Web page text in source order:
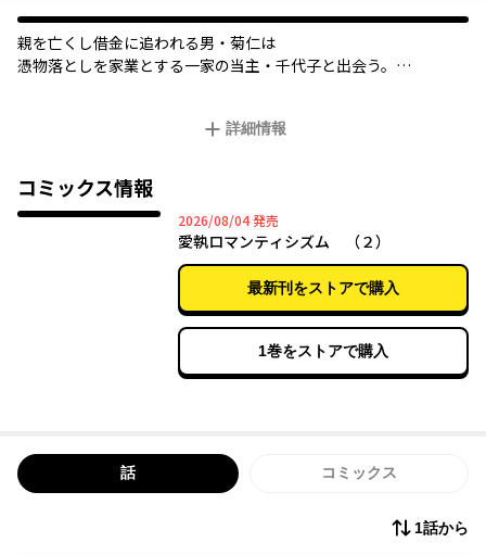
親を亡くし借金に追われる男・菊仁は
憑物落としを家業とする一家の当主・千代子と出会う。
ら罰を受けてしまう菊仁だが、だんだんその痛みに快楽を覚えて
罪の痛みを甘～く思い知る、妖しくも美しい“鬼堕とし”奇譚。
詳細情報
コミックス情報
2026/08/042026年08月04日
発売
愛執ロマンティシズム （２）
最新刊をストアで購入
1巻をストアで購入
話 コミックス
1話から